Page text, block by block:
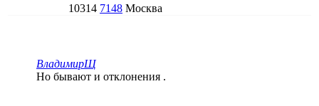
10314 7148 Москва
ВладимирЩ
Но бывают и отклонения .